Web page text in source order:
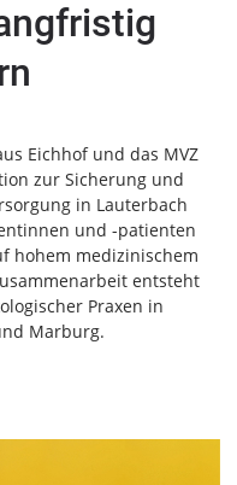
Eichhof und das MVZ
zur Sicherung und
in Lauterbach
und -patienten
hohem medizinischem
entsteht
Praxen in
Marburg.